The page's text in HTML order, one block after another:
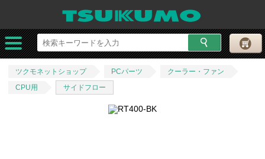
ツクモネットショップ PCパーツ
クーラー・ファン
CPU用
サイドフロー